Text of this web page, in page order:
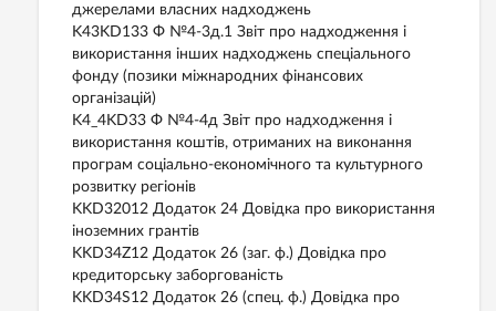
джерелами власних надходжень
K43KD133 Ф №4-3д.1 Звіт про надходження і
використання інших надходжень спеціального
фонду (позики міжнародних фінансових
організацій)
K4_4KD33 Ф №4-4д Звіт про надходження і
використання коштів, отриманих на виконання
програм соціально-економічного та культурного
розвитку регіонів
KKD32012 Додаток 24 Довідка про використання
іноземних грантів
KKD34Z12 Додаток 26 (заг. ф.) Довідка про
кредиторську заборгованість
KKD34S12 Додаток 26 (спец. ф.) Довідка про